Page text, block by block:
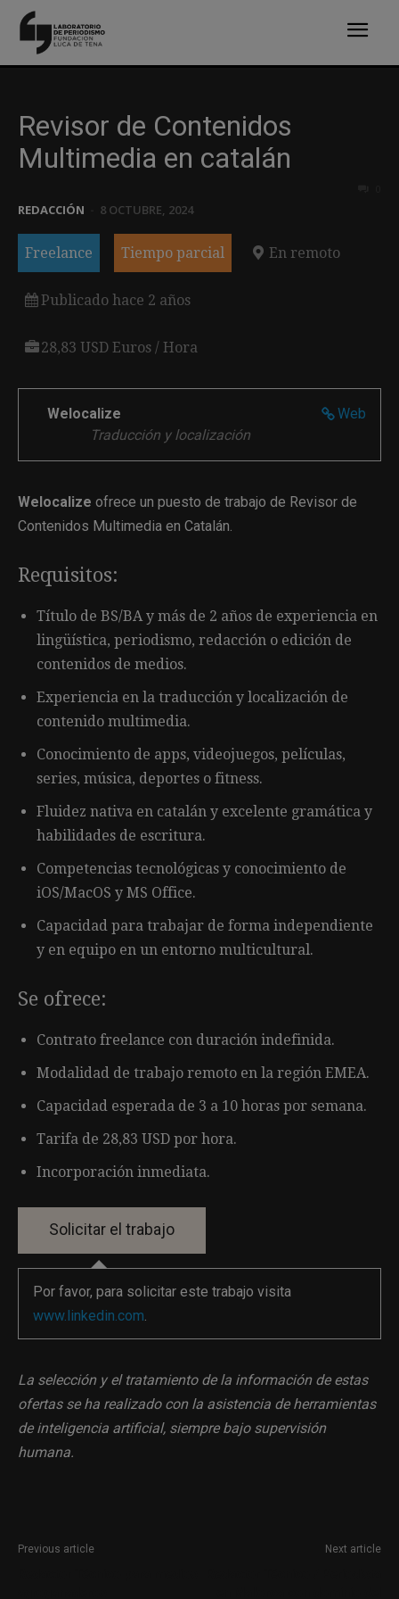
Revisor de Contenidos
Multimedia en catalán
REDACCIÓN 8 OCTUBRE, 2024
Freelance Tiempo parcial En remoto
Publicado hace 2 años
28,83 USD Euros / Hora
Web
Welocalize
Traducción y localización
Welocalize ofrece un puesto de trabajo de Revisor de
Contenidos Multimedia en Catalán.
Requisitos:
Título de BS/BA y más de 2 años de experiencia en
lingüística, periodismo, redacción o edición de
contenidos de medios.
Experiencia en la traducción y localización de
contenido multimedia.
Conocimiento de apps, videojuegos, películas,
series, música, deportes o fitness.
Fluidez nativa en catalán y excelente gramática y
habilidades de escritura.
Competencias tecnológicas y conocimiento de
iOS/MacOS y MS Office.
Capacidad para trabajar de forma independiente
y en equipo en un entorno multicultural.
Se ofrece:
Contrato freelance con duración indefinida.
Modalidad de trabajo remoto en la región EMEA.
Capacidad esperada de 3 a 10 horas por semana.
Tarifa de 28,83 USD por hora.
Incorporación inmediata.
Por favor, para solicitar este trabajo visita
www.linkedin.com.
La selección y el tratamiento de la información de estas
ofertas se ha realizado con la asistencia de herramientas
de inteligencia artificial, siempre bajo supervisión
humana.
Previous article Next article